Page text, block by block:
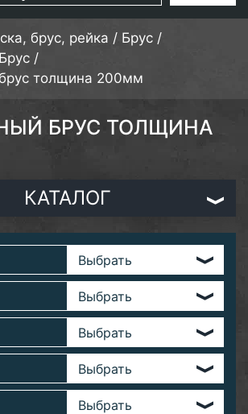
брус, рейка / Брус /
/
толщина 200мм
БРУС ТОЛЩИНА
КАТАЛОГ